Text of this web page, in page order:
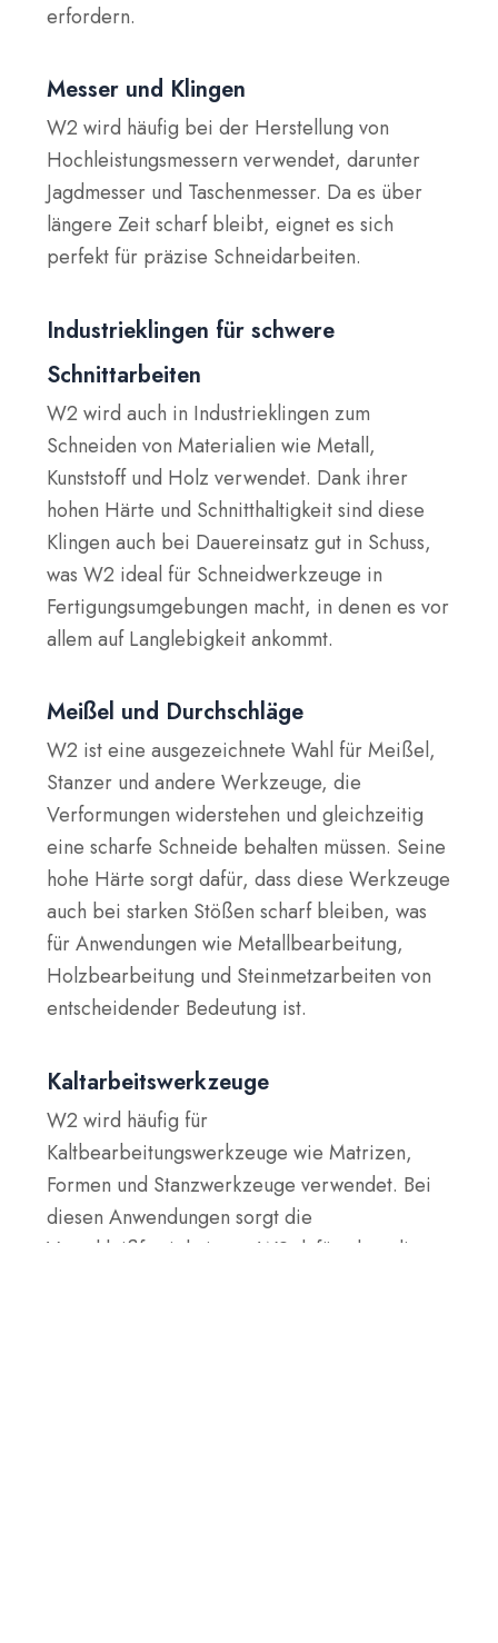
erfordern.
Messer und Klingen
W2 wird häufig bei der Herstellung von
Hochleistungsmessern verwendet, darunter
Jagdmesser und Taschenmesser. Da es über
längere Zeit scharf bleibt, eignet es sich
perfekt für präzise Schneidarbeiten.
Industrieklingen für schwere
Schnittarbeiten
W2 wird auch in Industrieklingen zum
Schneiden von Materialien wie Metall,
Kunststoff und Holz verwendet. Dank ihrer
hohen Härte und Schnitthaltigkeit sind diese
Klingen auch bei Dauereinsatz gut in Schuss,
was W2 ideal für Schneidwerkzeuge in
Fertigungsumgebungen macht, in denen es vor
allem auf Langlebigkeit ankommt.
Meißel und Durchschläge
W2 ist eine ausgezeichnete Wahl für Meißel,
Stanzer und andere Werkzeuge, die
Verformungen widerstehen und gleichzeitig
eine scharfe Schneide behalten müssen. Seine
hohe Härte sorgt dafür, dass diese Werkzeuge
auch bei starken Stößen scharf bleiben, was
für Anwendungen wie Metallbearbeitung,
Holzbearbeitung und Steinmetzarbeiten von
entscheidender Bedeutung ist.
Kaltarbeitswerkzeuge
W2 wird häufig für
Kaltbearbeitungswerkzeuge wie Matrizen,
Formen und Stanzwerkzeuge verwendet. Bei
diesen Anwendungen sorgt die
Verschleißfestigkeit von W2 dafür, dass die